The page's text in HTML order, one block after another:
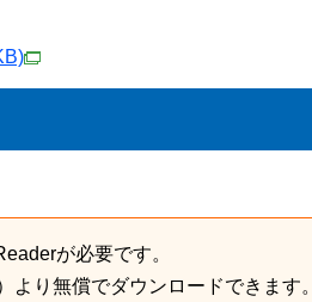
が必要です。
より無償でダウンロードできます。